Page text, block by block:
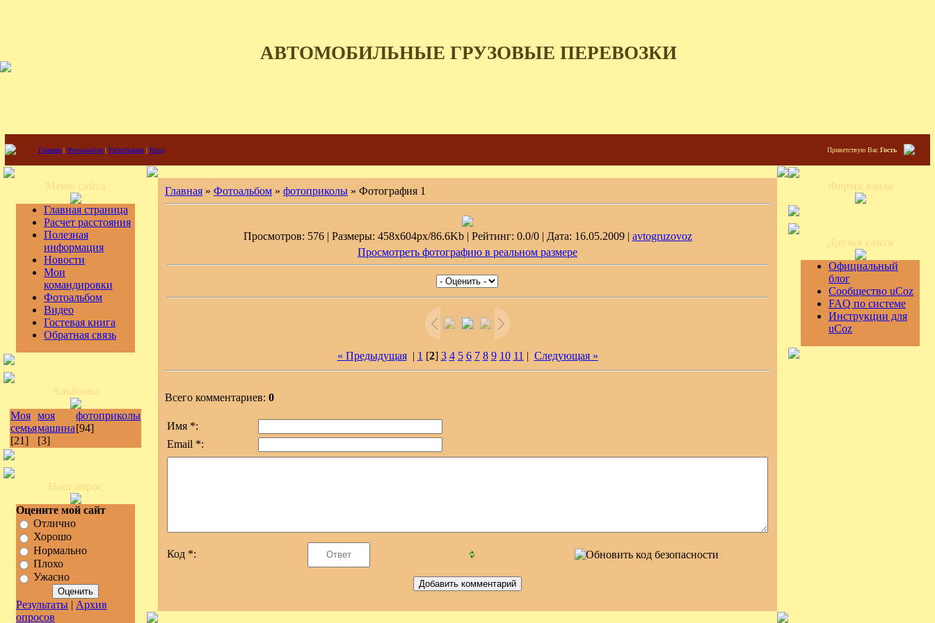
АВТОМОБИЛЬНЫЕ ГРУЗОВЫЕ ПЕРЕВОЗКИ
Главная | Фотоальбом | Регистрация | Вход Приветствую Вас Гость
Главная страница
Расчет расстояния
Полезная
информация
Новости
Мои
командировки
Фотоальбом
Видео
Гостевая книга
Обратная связь
Моя
семья
[21]
моя
машина
[3]
фотоприколы
[94]
Оцените мой сайт
Отлично
Хорошо
Нормально
Плохо
Ужасно
Результаты | Архив
опросов
Главная » Фотоальбом » фотоприколы » Фотография 1
Просмотров: 576 | Размеры: 458x604px/86.6Kb | Рейтинг: 0.0/0 | Дата: 16.05.2009 | avtogruzovoz
Просмотреть фотографию в реальном размере
« Предыдущая| 1 [2] 3 4 5 6 7 8 9 10 11 | Следующая »
Всего комментариев: 0
Имя *:
Email *:
Код *:
Официальный
блог
Сообщество uCoz
FAQ по системе
Инструкции для
uCoz